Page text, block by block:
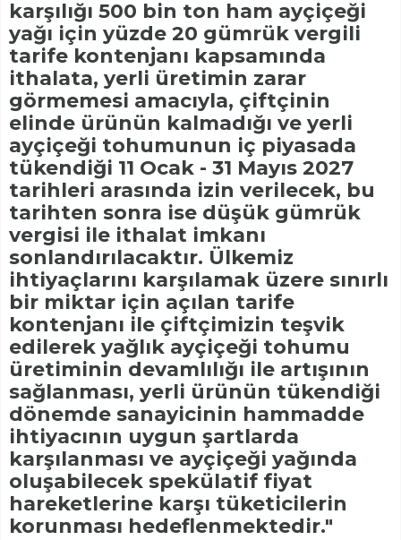
karşılığı 500 bin ton ham ayçiçeği
yağı için yüzde 20 gümrük vergili
tarife kontenjanı kapsamında
ithalata, yerli üretimin zarar
görmemesi amacıyla, çiftçinin
elinde ürünün kalmadığı ve yerli
ayçiçeği tohumunun iç piyasada
tükendiği 11 Ocak - 31 Mayıs 2027
tarihleri arasında izin verilecek, bu
tarihten sonra ise düşük gümrük
vergisi ile ithalat imkanı
sonlandırılacaktır. Ülkemiz
ihtiyaçlarını karşılamak üzere sınırlı
bir miktar için açılan tarife
kontenjanı ile çiftçimizin teşvik
edilerek yağlık ayçiçeği tohumu
üretiminin devamlılığı ile artışının
sağlanması, yerli ürünün tükendiği
dönemde sanayicinin hammadde
ihtiyacının uygun şartlarda
karşılanması ve ayçiçeği yağında
oluşabilecek spekülatif fiyat
hareketlerine karşı tüketicilerin
korunması hedeflenmektedir."